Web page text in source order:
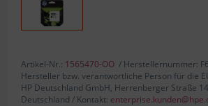
Artikel-Nr.: 1565470-OO / Herstellernummer:
Hersteller bzw. verantwortliche Person für die
HP Deutschland GmbH, Herrenberger Straße
Deutschland / Kontakt: